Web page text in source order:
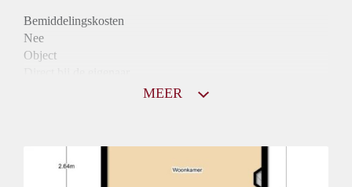
Bemiddelingskosten
Nee
Object
MEER